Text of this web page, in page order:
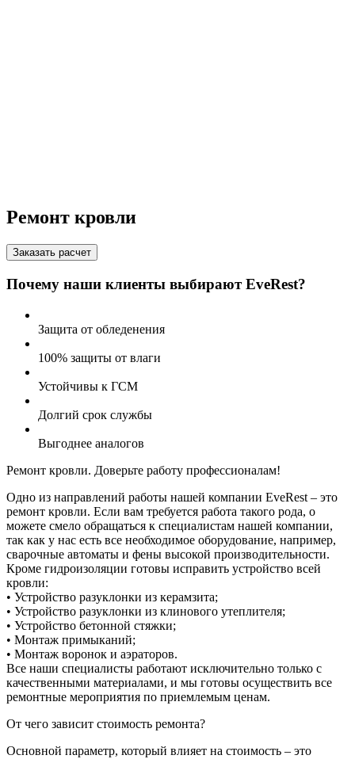
Ремонт кровли
Заказать расчет
Почему наши клиенты выбирают EveRest?
Защита от обледенения
100% защиты от влаги
Устойчивы к ГСМ
Долгий срок службы
Выгоднее аналогов
Ремонт кровли. Доверьте работу профессионалам!
Одно из направлений работы нашей компании EveRest – это
ремонт кровли. Если вам требуется работа такого рода, о
можете смело обращаться к специалистам нашей компании,
так как у нас есть все необходимое оборудование, например,
сварочные автоматы и фены высокой производительности.
Кроме гидроизоляции готовы исправить устройство всей
кровли:
• Устройство разуклонки из керамзита;
• Устройство разуклонки из клинового утеплителя;
• Устройство бетонной стяжки;
• Монтаж примыканий;
• Монтаж воронок и аэраторов.
Все наши специалисты работают исключительно только с
качественными материалами, и мы готовы осуществить все
ремонтные мероприятия по приемлемым ценам.
От чего зависит стоимость ремонта?
Основной параметр, который влияет на стоимость – это